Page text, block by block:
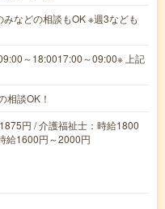
などの相談もOK ※週3なども
～18:0017:00～09:00※ 上記
談OK！
円 / 介護福祉士：時給1800
給1600円～2000円